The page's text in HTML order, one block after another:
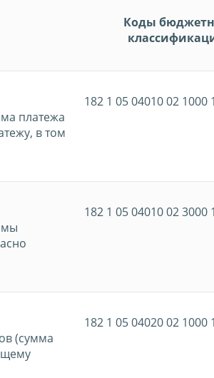
Коды
платежа
в том
182 1 05 04010 02 1000
182 1 05 04010 02 3000
(сумма
182 1 05 04020 02 1000